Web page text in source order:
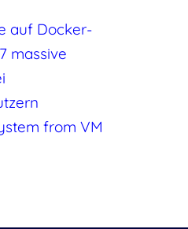
auf Docker-
massive
from VM